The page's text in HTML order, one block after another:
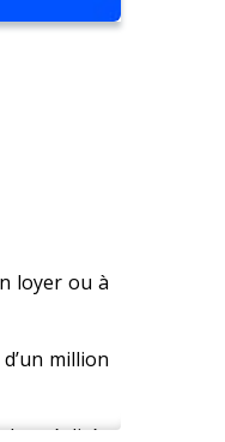
loyer ou à
million
réalités